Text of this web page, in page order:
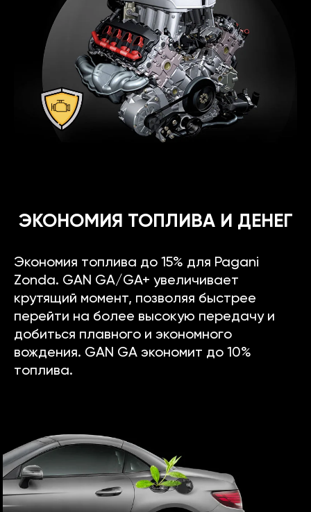
ЭКОНОМИЯ ТОПЛИВА И ДЕНЕГ
Экономия топлива до 15% для Pagani
Zonda. GAN GA/GA+ увеличивает
крутящий момент, позволяя быстрее
перейти на более высокую передачу и
добиться плавного и экономного
вождения. GAN GA экономит до 10%
топлива.